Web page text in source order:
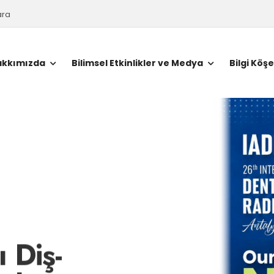
Bilimsel Etkinlikler ve Medya Bilgi
Diş-